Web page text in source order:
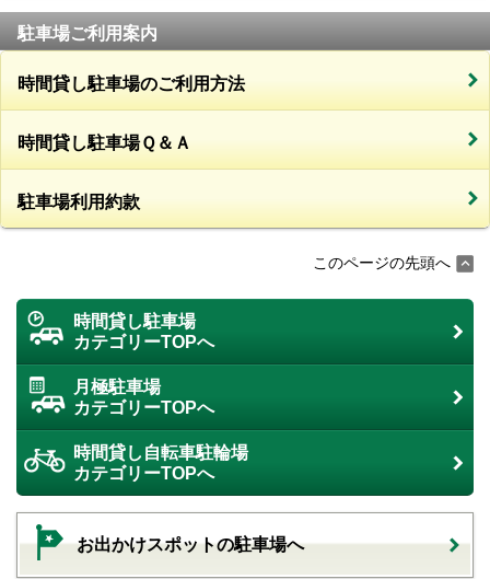
駐車場ご利用案内
時間貸し駐車場のご利用方法
時間貸し駐車場Ｑ＆Ａ
駐車場利用約款
このページの先頭へ
時間貸し駐車場
カテゴリーTOPへ
月極駐車場
カテゴリーTOPへ
時間貸し自転車駐輪場
カテゴリーTOPへ
お出かけスポットの駐車場へ